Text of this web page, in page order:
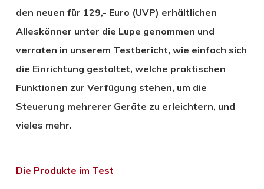
den neuen für 129,- Euro (UVP) erhältlichen
Alleskönner unter die Lupe genommen und
verraten in unserem Testbericht, wie einfach sich
die Einrichtung gestaltet, welche praktischen
Funktionen zur Verfügung stehen, um die
Steuerung mehrerer Geräte zu erleichtern, und
vieles mehr.
Die Produkte im Test